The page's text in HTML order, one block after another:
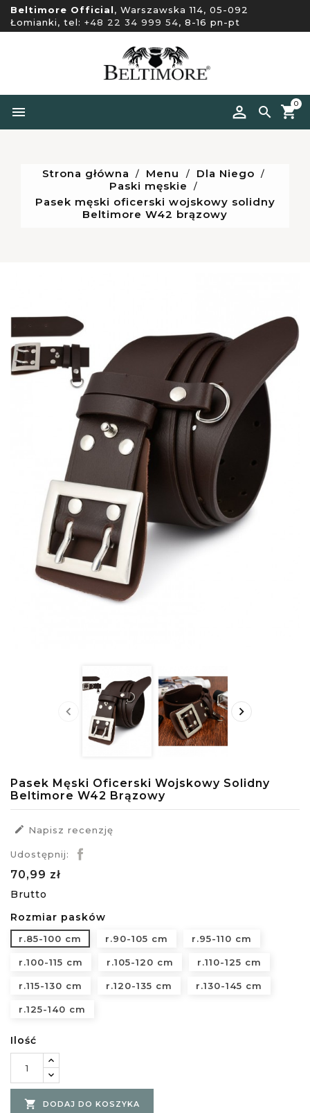
Beltimore Official, Warszawska 114, 05-092
Łomianki, tel: +48 22 34 999 54, 8-16 pn-pt


0
Strona główna Menu
Dla Niego
Paski męskie
Pasek męski oficerski wojskowy solidny
Beltimore W42 brązowy
 
Pasek Męski Oficerski Wojskowy Solidny
Beltimore W42 Brązowy
 Napisz recenzję
Udostępnij:
70,99 zł
Brutto
Rozmiar pasków
r.85-100 cm r.90-105 cm r.95-110 cm
r.100-115 cm r.105-120 cm r.110-125 cm
r.115-130 cm r.120-135 cm r.130-145 cm
r.125-140 cm
Ilość
 DODAJ DO KOSZYKA